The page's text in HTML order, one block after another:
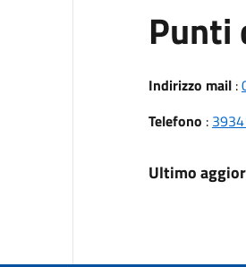
Punti
Indirizzo mail:
Telefono :
Ultimo